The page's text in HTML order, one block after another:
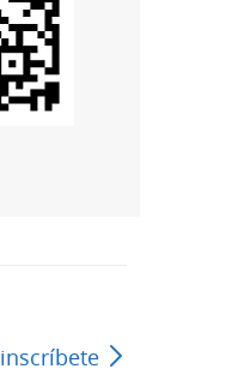
Página